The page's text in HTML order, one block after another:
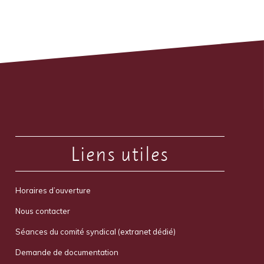
Liens utiles
Horaires d’ouverture
Nous contacter
Séances du comité syndical (extranet dédié)
Demande de documentation